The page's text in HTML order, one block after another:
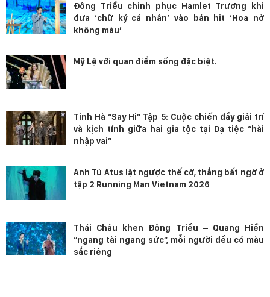
Đông Triều chinh phục Hamlet Trương khi
đưa ‘chữ ký cá nhân’ vào bản hit ‘Hoa nở
không màu’
Mỹ Lệ với quan điểm sống đặc biệt.
Tinh Hà “Say Hi” Tập 5: Cuộc chiến đầy giải trí
và kịch tính giữa hai gia tộc tại Dạ tiệc “hài
nhập vai”
Anh Tú Atus lật ngược thế cờ, thắng bất ngờ ở
tập 2 Running Man Vietnam 2026
Thái Châu khen Đông Triều – Quang Hiền
“ngang tài ngang sức”, mỗi người đều có màu
sắc riêng